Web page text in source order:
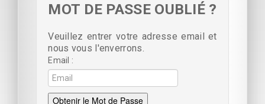
MOT DE PASSE OUBLIÉ ?
Veuillez entrer votre adresse email et
nous vous l'enverrons.
Email
Obtenir le Mot de Passe